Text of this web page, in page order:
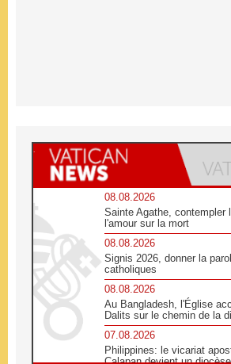
08.08.2026
Sainte Agathe, contempler
l'amour sur la mort
08.08.2026
Signis 2026, donner la
catholiques
08.08.2026
Au Bangladesh, l'Église
Dalits sur le chemin de la
07.08.2026
Philippines: le vicariat
Calapan devient un diocèse